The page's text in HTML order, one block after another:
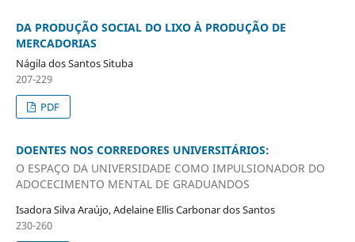
DA PRODUÇÃO SOCIAL DO LIXO À PRODUÇÃO DE
MERCADORIAS
Nágila dos Santos Situba
207-229
PDF
DOENTES NOS CORREDORES UNIVERSITÁRIOS:
O ESPAÇO DA UNIVERSIDADE COMO IMPULSIONADOR DO
ADOCECIMENTO MENTAL DE GRADUANDOS
Isadora Silva Araújo, Adelaine Ellis Carbonar dos Santos
230-260